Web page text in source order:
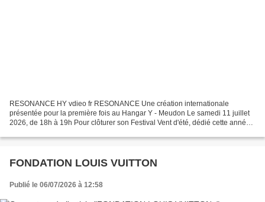
RESONANCE HY vdieo fr RESONANCE Une création internationale
présentée pour la première fois au Hangar Y - Meudon Le samedi 11 juillet
2026, de 18h à 19h Pour clôturer son Festival Vent d'été, dédié cette année
FONDATION LOUIS VUITTON
Publié le 06/07/2026 à 12:58